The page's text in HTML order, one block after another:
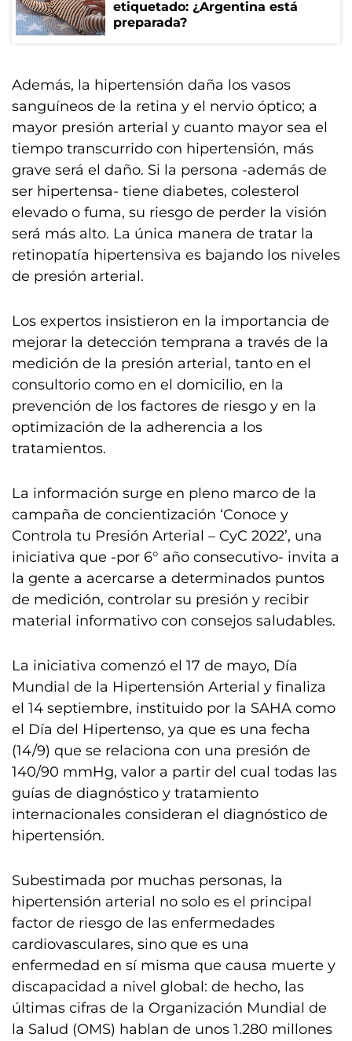
etiquetado: ¿Argentina está
preparada?
Además, la hipertensión daña los vasos
sanguíneos de la retina y el nervio óptico; a
mayor presión arterial y cuanto mayor sea el
tiempo transcurrido con hipertensión, más
grave será el daño. Si la persona -además de
ser hipertensa- tiene diabetes, colesterol
elevado o fuma, su riesgo de perder la visión
será más alto. La única manera de tratar la
retinopatía hipertensiva es bajando los niveles
de presión arterial.
Los expertos insistieron en la importancia de
mejorar la detección temprana a través de la
medición de la presión arterial, tanto en el
consultorio como en el domicilio, en la
prevención de los factores de riesgo y en la
optimización de la adherencia a los
tratamientos.
La información surge en pleno marco de la
campaña de concientización ‘Conoce y
Controla tu Presión Arterial – CyC 2022’, una
iniciativa que -por 6° año consecutivo- invita a
la gente a acercarse a determinados puntos
de medición, controlar su presión y recibir
material informativo con consejos saludables.
La iniciativa comenzó el 17 de mayo, Día
Mundial de la Hipertensión Arterial y finaliza
el 14 septiembre, instituido por la SAHA como
el Día del Hipertenso, ya que es una fecha
(14/9) que se relaciona con una presión de
140/90 mmHg, valor a partir del cual todas las
guías de diagnóstico y tratamiento
internacionales consideran el diagnóstico de
hipertensión.
Subestimada por muchas personas, la
hipertensión arterial no solo es el principal
factor de riesgo de las enfermedades
cardiovasculares, sino que es una
enfermedad en sí misma que causa muerte y
discapacidad a nivel global: de hecho, las
últimas cifras de la Organización Mundial de
la Salud (OMS) hablan de unos 1.280 millones